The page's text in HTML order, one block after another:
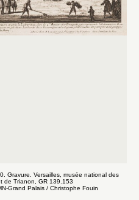
Gravure. Versailles, musée national des
de Trianon, GR 139.153
Grand Palais / Christophe Fouin